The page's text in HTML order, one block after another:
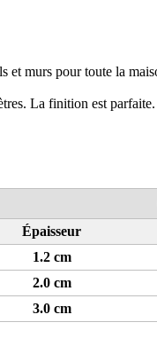
et murs pour toute la
La finition est parfaite.
Épaisseur
1.2 cm
2.0 cm
3.0 cm